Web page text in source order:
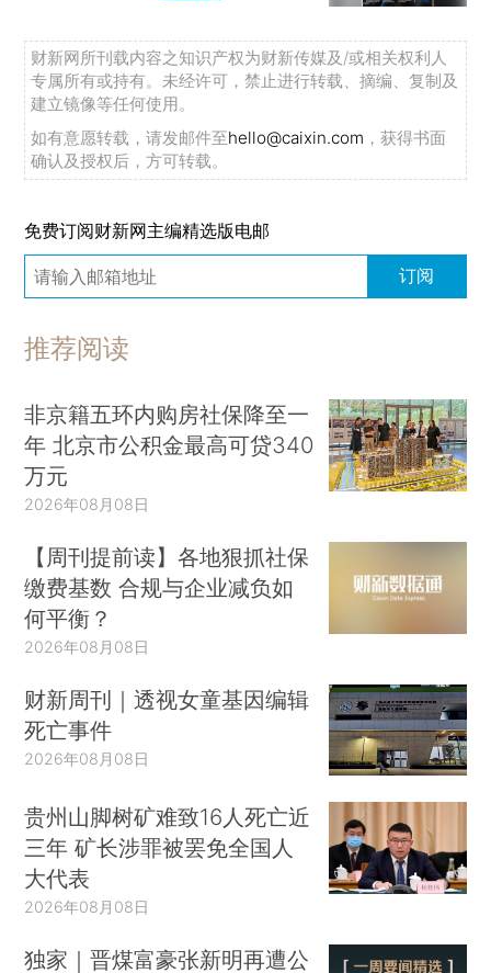
财新网所刊载内容之知识产权为财新传媒及/或相关权利人
专属所有或持有。未经许可，禁止进行转载、摘编、复制及
建立镜像等任何使用。
如有意愿转载，请发邮件至hello@caixin.com ，获得书面
确认及授权后，方可转载。
免费订阅财新网主编精选版电邮
订阅
推荐阅读
非京籍五环内购房社保降至一
年 北京市公积金最高可贷340
万元
2026年08月08日
【周刊提前读】各地狠抓社保
缴费基数 合规与企业减负如
何平衡？
2026年08月08日
财新周刊｜透视女童基因编辑
死亡事件
2026年08月08日
贵州山脚树矿难致16人死亡近
三年 矿长涉罪被罢免全国人
大代表
2026年08月08日
独家｜晋煤富豪张新明再遭公